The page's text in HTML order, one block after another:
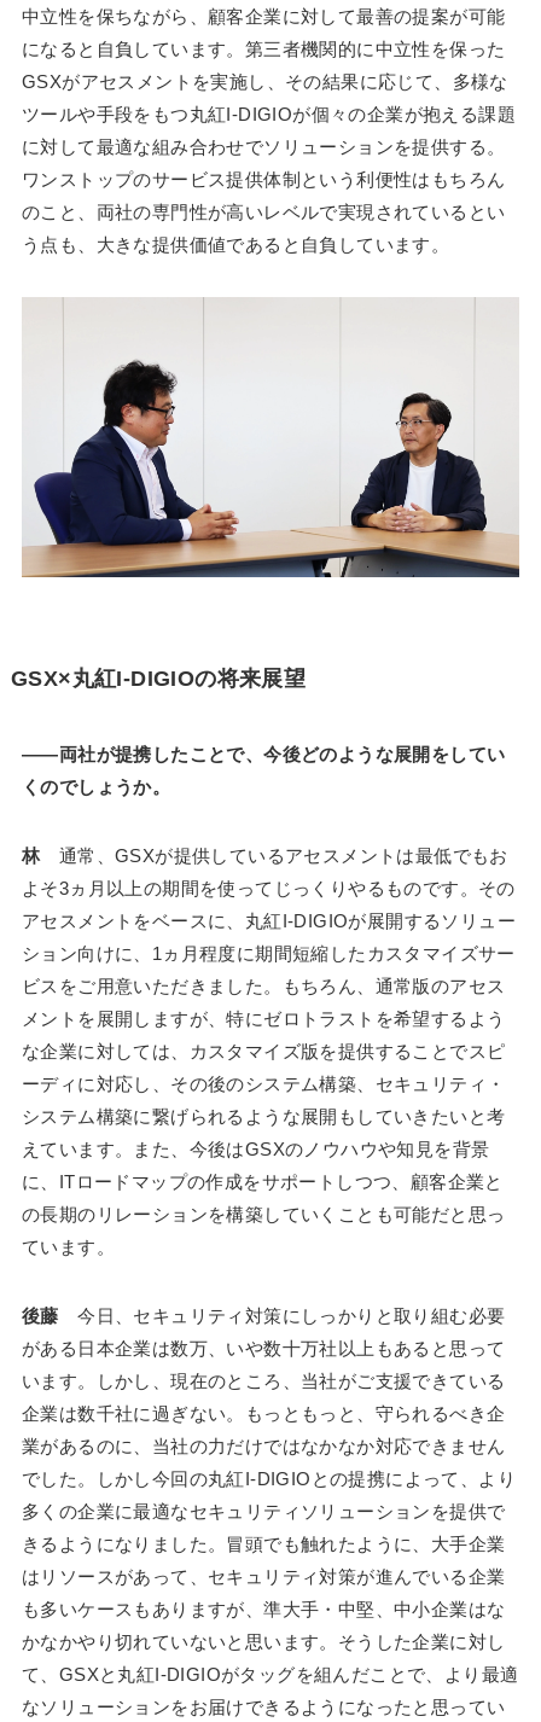
中立性を保ちながら、顧客企業に対して最善の提案が可能
になると自負しています。第三者機関的に中立性を保った
GSXがアセスメントを実施し、その結果に応じて、多様な
ツールや手段をもつ丸紅I-DIGIOが個々の企業が抱える課題
に対して最適な組み合わせでソリューションを提供する。
ワンストップのサービス提供体制という利便性はもちろん
のこと、両社の専門性が高いレベルで実現されているとい
う点も、大きな提供価値であると自負しています。
GSX×丸紅I-DIGIOの将来展望
――両社が提携したことで、今後どのような展開をしてい
くのでしょうか。
林通常、GSXが提供しているアセスメントは最低でもお
よそ3ヵ月以上の期間を使ってじっくりやるものです。その
アセスメントをベースに、丸紅I-DIGIOが展開するソリュー
ション向けに、1ヵ月程度に期間短縮したカスタマイズサー
ビスをご用意いただきました。もちろん、通常版のアセス
メントを展開しますが、特にゼロトラストを希望するよう
な企業に対しては、カスタマイズ版を提供することでスピ
ーディに対応し、その後のシステム構築、セキュリティ・
システム構築に繋げられるような展開もしていきたいと考
えています。また、今後はGSXのノウハウや知見を背景
に、ITロードマップの作成をサポートしつつ、顧客企業と
の長期のリレーションを構築していくことも可能だと思っ
ています。
後藤 今日、セキュリティ対策にしっかりと取り組む必要
がある日本企業は数万、いや数十万社以上もあると思って
います。しかし、現在のところ、当社がご支援できている
企業は数千社に過ぎない。もっともっと、守られるべき企
業があるのに、当社の力だけではなかなか対応できません
でした。しかし今回の丸紅I-DIGIOとの提携によって、より
多くの企業に最適なセキュリティソリューションを提供で
きるようになりました。冒頭でも触れたように、大手企業
はリソースがあって、セキュリティ対策が進んでいる企業
も多いケースもありますが、準大手・中堅、中小企業はな
かなかやり切れていないと思います。そうした企業に対し
て、GSXと丸紅I-DIGIOがタッグを組んだことで、より最適
なソリューションをお届けできるようになったと思ってい